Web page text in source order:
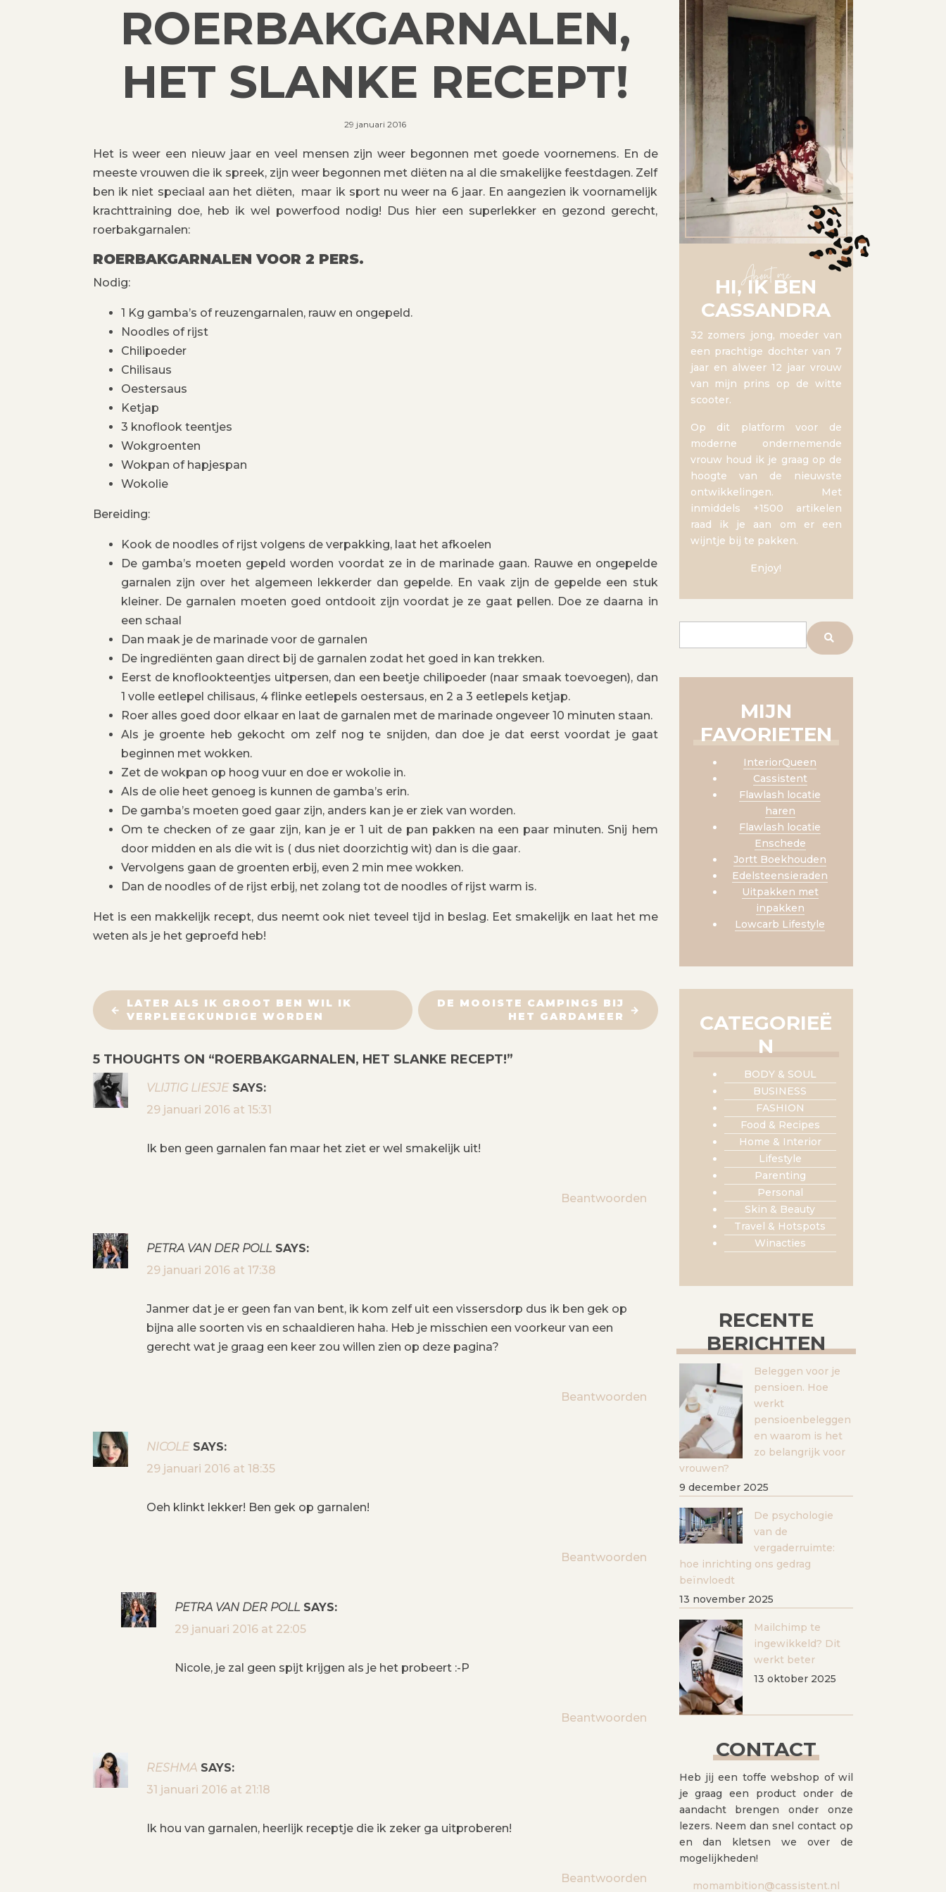
ROERBAKGARNALEN,
HET SLANKE RECEPT!
29 januari 2016
Het is weer een nieuw jaar en veel mensen zijn weer begonnen met goede voornemens. En de
meeste vrouwen die ik spreek, zijn weer begonnen met diëten na al die smakelijke feestdagen. Zelf
ben ik niet speciaal aan het diëten, maar ik sport nu weer na 6 jaar. En aangezien ik voornamelijk
krachttraining doe, heb ik wel powerfood nodig! Dus hier een superlekker en gezond gerecht,
roerbakgarnalen:
ROERBAKGARNALEN VOOR 2 PERS.
Nodig:
1 Kg gamba’s of reuzengarnalen, rauw en ongepeld.
Noodles of rijst
Chilipoeder
Chilisaus
Oestersaus
Ketjap
3 knoflook teentjes
Wokgroenten
Wokpan of hapjespan
Wokolie
Bereiding:
Kook de noodles of rijst volgens de verpakking, laat het afkoelen
De gamba’s moeten gepeld worden voordat ze in de marinade gaan. Rauwe en ongepelde
garnalen zijn over het algemeen lekkerder dan gepelde. En vaak zijn de gepelde een stuk
kleiner. De garnalen moeten goed ontdooit zijn voordat je ze gaat pellen. Doe ze daarna in
een schaal
Dan maak je de marinade voor de garnalen
De ingrediënten gaan direct bij de garnalen zodat het goed in kan trekken.
Eerst de knoflookteentjes uitpersen, dan een beetje chilipoeder (naar smaak toevoegen), dan
1 volle eetlepel chilisaus, 4 flinke eetlepels oestersaus, en 2 a 3 eetlepels ketjap.
Roer alles goed door elkaar en laat de garnalen met de marinade ongeveer 10 minuten staan.
Als je groente heb gekocht om zelf nog te snijden, dan doe je dat eerst voordat je gaat
beginnen met wokken.
Zet de wokpan op hoog vuur en doe er wokolie in.
Als de olie heet genoeg is kunnen de gamba’s erin.
De gamba’s moeten goed gaar zijn, anders kan je er ziek van worden.
Om te checken of ze gaar zijn, kan je er 1 uit de pan pakken na een paar minuten. Snij hem
door midden en als die wit is ( dus niet doorzichtig wit) dan is die gaar.
Vervolgens gaan de groenten erbij, even 2 min mee wokken.
Dan de noodles of de rijst erbij, net zolang tot de noodles of rijst warm is.
Het is een makkelijk recept, dus neemt ook niet teveel tijd in beslag. Eet smakelijk en laat het me
weten als je het geproefd heb!
B
E
R
I
N
A
T
I
LATER ALS IK GROOT BEN WIL IK
VERPLEEGKUNDIGE WORDEN
DE MOOISTE CAMPINGS BIJ
HET GARDAMEER
5 THOUGHTS ON “ROERBAKGARNALEN, HET SLANKE RECEPT!”
VLIJTIG LIESJE SAYS:
29 januari 2016 at 15:31
Ik ben geen garnalen fan maar het ziet er wel smakelijk uit!
Beantwoorden
PETRA VAN DER POLL SAYS:
29 januari 2016 at 17:38
Janmer dat je er geen fan van bent, ik kom zelf uit een vissersdorp dus ik ben gek op
bijna alle soorten vis en schaaldieren haha. Heb je misschien een voorkeur van een
gerecht wat je graag een keer zou willen zien op deze pagina?
Beantwoorden
NICOLE SAYS:
29 januari 2016 at 18:35
Oeh klinkt lekker! Ben gek op garnalen!
Beantwoorden
PETRA VAN DER POLL SAYS:
29 januari 2016 at 22:05
Nicole, je zal geen spijt krijgen als je het probeert :-P
Beantwoorden
RESHMA SAYS:
31 januari 2016 at 21:18
Ik hou van garnalen, heerlijk receptje die ik zeker ga uitproberen!
Beantwoorden
About me
HI, IK BEN
CASSANDRA
32 zomers jong, moeder van
een prachtige dochter van 7
jaar en alweer 12 jaar vrouw
van mijn prins op de witte
scooter.
Op dit platform voor de
moderne ondernemende
vrouw houd ik je graag op de
hoogte van de nieuwste
ontwikkelingen. Met
inmiddels +1500 artikelen
raad ik je aan om er een
wijntje bij te pakken.
Enjoy!
MIJN
FAVORIETEN
InteriorQueen
Cassistent
Flawlash locatie
haren
Flawlash locatie
Enschede
Jortt Boekhouden
Edelsteensieraden
Uitpakken met
inpakken
Lowcarb Lifestyle
CATEGORIEË
N
BODY & SOUL
BUSINESS
FASHION
Food & Recipes
Home & Interior
Lifestyle
Parenting
Personal
Skin & Beauty
Travel & Hotspots
Winacties
RECENTE
BERICHTEN
Beleggen voor je
pensioen. Hoe
werkt
pensioenbeleggen
en waarom is het
zo belangrijk voor
vrouwen?
9 december 2025
De psychologie
van de
vergaderruimte:
hoe inrichting ons gedrag
beïnvloedt
13 november 2025
Mailchimp te
ingewikkeld? Dit
werkt beter
13 oktober 2025
CONTACT
Heb jij een toffe webshop of wil
je graag een product onder de
aandacht brengen onder onze
lezers. Neem dan snel contact op
en dan kletsen we over de
mogelijkheden!
momambition@cassistent.nl